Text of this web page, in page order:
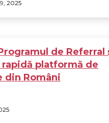
2025
de Referral
platformă de
din Români